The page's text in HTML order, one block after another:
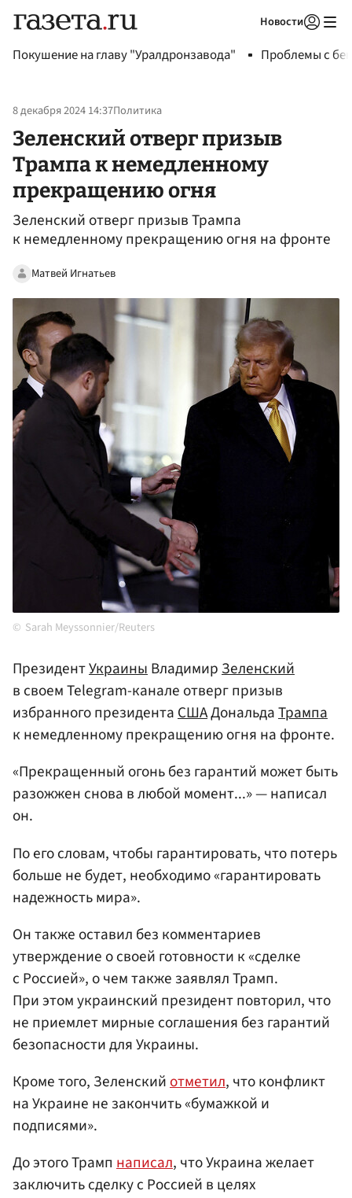
Новости
Покушение на главу "Уралдронзавода" Проблемы с
8 декабря 2024 14:37Политика
Зеленский отверг призыв
Трампа к немедленному
прекращению огня
Зеленский отверг призыв Трампа
к немедленному прекращению огня на фронте
Матвей Игнатьев
Sarah Meyssonnier/Reuters
ПрезидентУкраиныВладимирЗеленский
в своем Telegram-канале отверг призыв
избранного президентаСШАДональдаТрампа
к немедленному прекращению огня на фронте.
«Прекращенный огонь без гарантий может быть
разожжен снова в любой момент...» — написал
он.
По его словам, чтобы гарантировать, что потерь
больше не будет, необходимо «гарантировать
надежность мира».
Он также оставил без комментариев
утверждение о своей готовности к «сделке
с Россией», о чем также заявлял Трамп.
При этом украинский президент повторил, что
не приемлет мирные соглашения без гарантий
безопасности для Украины.
Кроме того, Зеленскийотметил, что конфликт
на Украине не закончить «бумажкой и
подписями».
До этого Трамп написал, что Украина желает
заключить сделку с Россией в целях